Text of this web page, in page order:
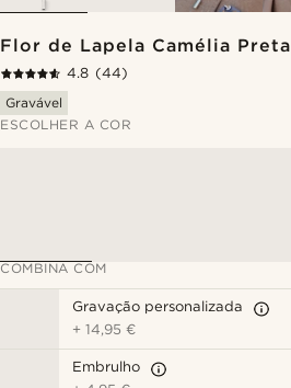
Flor de Lapela Camélia Preta
4.8 (44)
Gravável
ESCOLHER A COR
COMBINA COM
Gravação personalizada
+14,95 €
Embrulho